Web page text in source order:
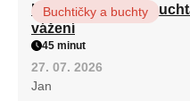
Hrnková maková
vážení
Buchtičky a buchty
45 minut
27. 07. 2026
Jan